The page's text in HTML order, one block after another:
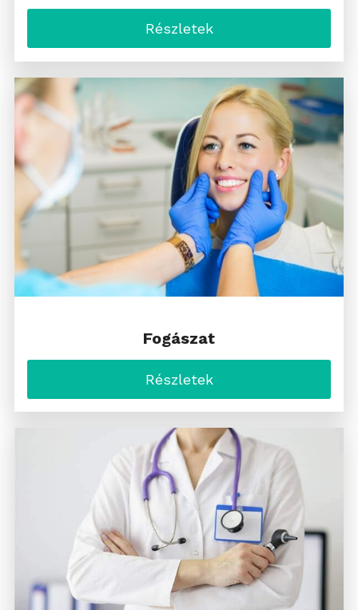
Részletek
Fogászat
Részletek